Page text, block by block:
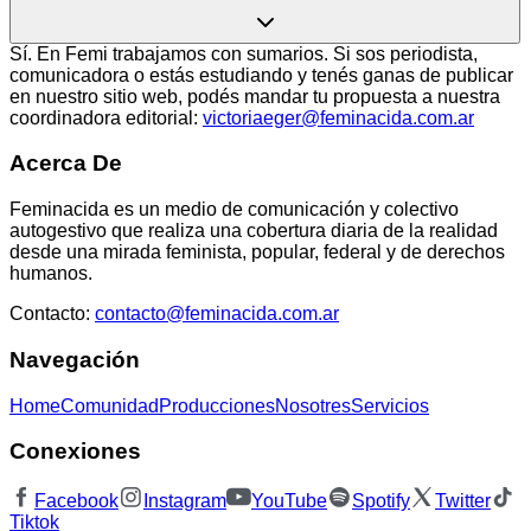
Sí. En Femi trabajamos con sumarios. Si sos periodista,
comunicadora o estás estudiando y tenés ganas de publicar
en nuestro sitio web, podés mandar tu propuesta a nuestra
coordinadora editorial: victoriaeger@feminacida.com.ar
Acerca De
Feminacida es un medio de comunicación y colectivo
autogestivo que realiza una cobertura diaria de la realidad
desde una mirada feminista, popular, federal y de derechos
humanos.
Contacto: contacto@feminacida.com.ar
Navegación
HomeComunidad ProduccionesNosotresServicios
Conexiones
Facebook Instagram YouTube Spotify
Twitter
Tiktok